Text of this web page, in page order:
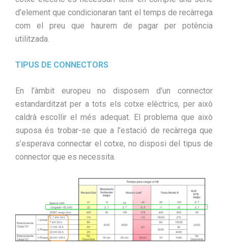
d’element que condicionaran tant el temps de recàrrega
com el preu que haurem de pagar per potència
utilitzada.
TIPUS DE CONNECTORS
En l’àmbit europeu no disposem d’un connector
estandarditzat per a tots els cotxe elèctrics, per això
caldrà escollir el més adequat. El problema que això
suposa és trobar-se que a l’estació de recàrrega que
s’esperava connectar el cotxe, no disposi del tipus de
connector que es necessita.